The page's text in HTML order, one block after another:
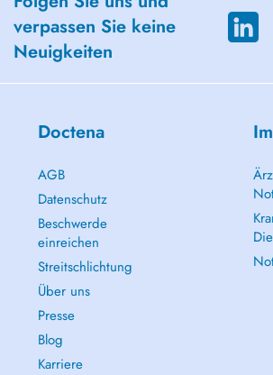
Séparation, perte et deuil
Difficultés de régulation des émotions
verpassen Sie keine
Neuigkeiten
Doctena
AGB
Datenschutz
Beschwerde
einreichen
Streitschlichtung
Über uns
Presse
Blog
Karriere